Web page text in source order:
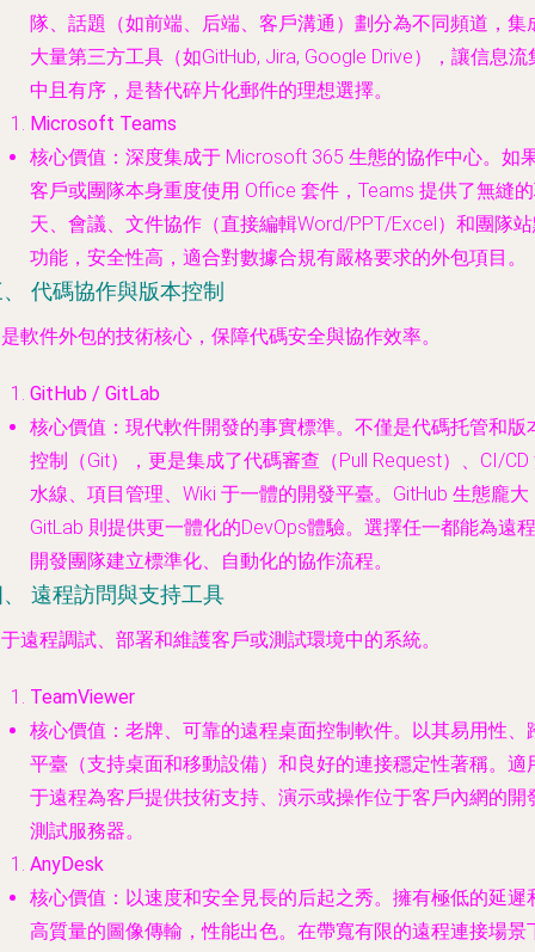
隊、話題（如前端、后端、客戶溝通）劃分為不同頻道，集
大量第三方工具（如GitHub, Jira, Google Drive），讓信息流
中且有序，是替代碎片化郵件的理想選擇。
Microsoft Teams
核心價值 ：深度集成于 Microsoft 365 生態的協作中心。如
客戶或團隊本身重度使用 Office 套件，Teams 提供了無縫
天、會議、文件協作（直接編輯Word/PPT/Excel）和團隊
功能，安全性高，適合對數據合規有嚴格要求的外包項目。
代碼協作與版本控制
軟件外包的技術核心，保障代碼安全與協作效率。
GitHub / GitLab
核心價值 ：現代軟件開發的事實標準。不僅是代碼托管和版
控制（Git），更是集成了代碼審查（Pull Request）、CI/CD
水線、項目管理、Wiki 于一體的開發平臺。GitHub 生態龐大
GitLab 則提供更一體化的DevOps體驗。選擇任一都能為遠程
開發團隊建立標準化、自動化的協作流程。
遠程訪問與支持工具
遠程調試、部署和維護客戶或測試環境中的系統。
TeamViewer
核心價值 ：老牌、可靠的遠程桌面控制軟件。以其易用性、
平臺（支持桌面和移動設備）和良好的連接穩定性著稱。適
于遠程為客戶提供技術支持、演示或操作位于客戶內網的開
測試服務器。
AnyDesk
核心價值 ：以速度和安全見長的后起之秀。擁有極低的延遲
高質量的圖像傳輸，性能出色。在帶寬有限的遠程連接場景